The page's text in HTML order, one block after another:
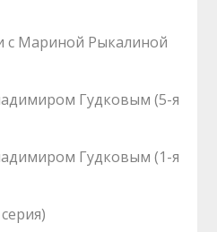
с Мариной Рыкалиной
Гудковым (5-я
Гудковым (1-я